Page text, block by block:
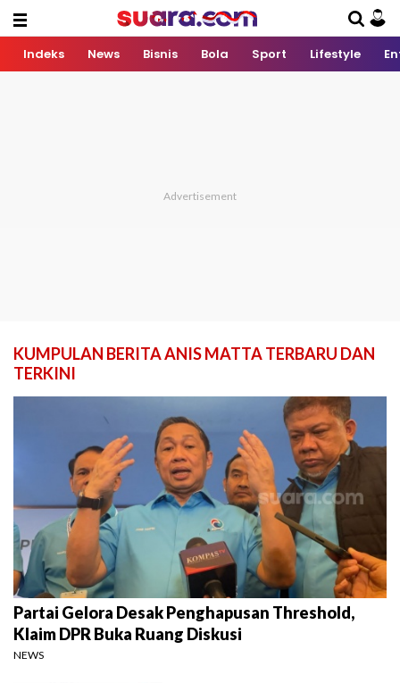
Indeks News Bisnis Bola Sport Lifestyle
KUMPULAN BERITA ANIS MATTA TERBARU DAN
TERKINI
Partai Gelora Desak Penghapusan Threshold,
Klaim DPR Buka Ruang Diskusi
NEWS